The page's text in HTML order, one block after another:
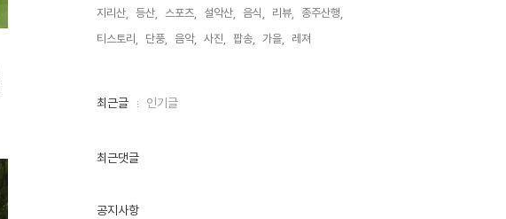
지리산,
등산, 스포츠, 설악산, 음식, 리뷰,
종주산행,
티스토리,
단풍, 음악, 사진, 팝송, 가을, 레져,
최
인
최근글 인기글
최근댓글
공지사항